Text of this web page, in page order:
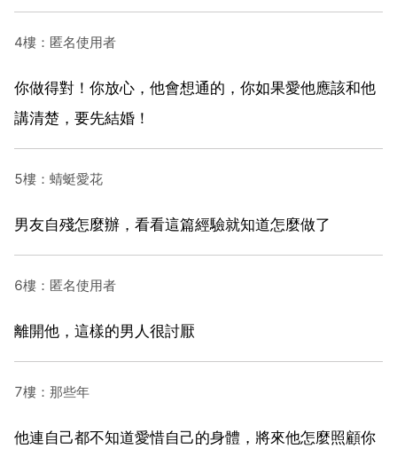
4樓：匿名使用者
你做得對！你放心，他會想通的，你如果愛他應該和他
講清楚，要先結婚！
5樓：蜻蜓愛花
男友自殘怎麼辦，看看這篇經驗就知道怎麼做了
6樓：匿名使用者
離開他，這樣的男人很討厭
7樓：那些年
他連自己都不知道愛惜自己的身體，將來他怎麼照顧你